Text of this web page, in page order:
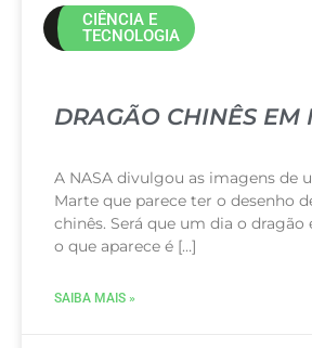
CIÊNCIA E
TECNOLOGIA
DRAGÃO CHINÊS EM
A NASA divulgou as imagens de
Marte que parece ter o desenho
chinês. Será que um dia o dragão
o que aparece é […]
SAIBA MAIS »